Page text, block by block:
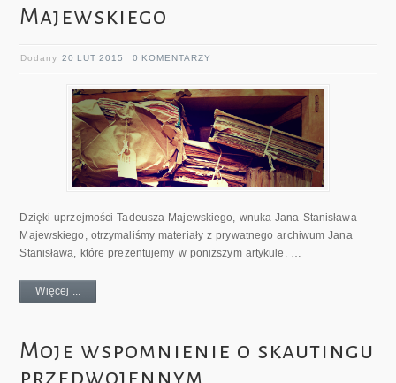
Majewskiego
Dodany20 LUT 2015 0 KOMENTARZY
Dzięki uprzejmości Tadeusza Majewskiego, wnuka Jana Stanisława
Majewskiego, otrzymaliśmy materiały z prywatnego archiwum Jana
Stanisława, które prezentujemy w poniższym artykule. …
Więcej ...
Moje wspomnienie o skautingu
przedwojennym